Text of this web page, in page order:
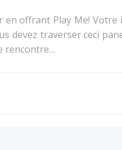
offrant Play Me!
devez traverser ceci
rencontre…